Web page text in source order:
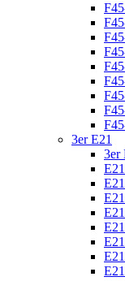
3er E21
3er